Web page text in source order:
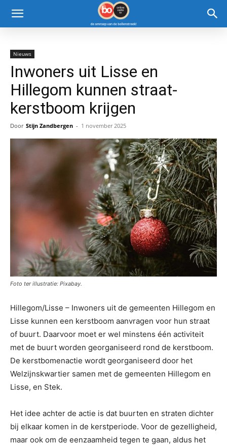
Nieuws
Inwoners uit Lisse en
Hillegom kunnen straat-
kerstboom krijgen
Door Stijn Zandbergen - 1 november 2025
Foto ter illustratie: Pixabay.
Hillegom/Lisse – Inwoners uit de gemeenten Hillegom en
Lisse kunnen een kerstboom aanvragen voor hun straat
of buurt. Daarvoor moet er wel minstens één activiteit
met de buurt worden georganiseerd rond de kerstboom.
De kerstbomenactie wordt georganiseerd door het
Welzijnskwartier samen met de gemeenten Hillegom en
Lisse, en Stek.
Het idee achter de actie is dat buurten en straten dichter
bij elkaar komen in de kerstperiode. Voor de gezelligheid,
maar ook om de eenzaamheid tegen te gaan, aldus het